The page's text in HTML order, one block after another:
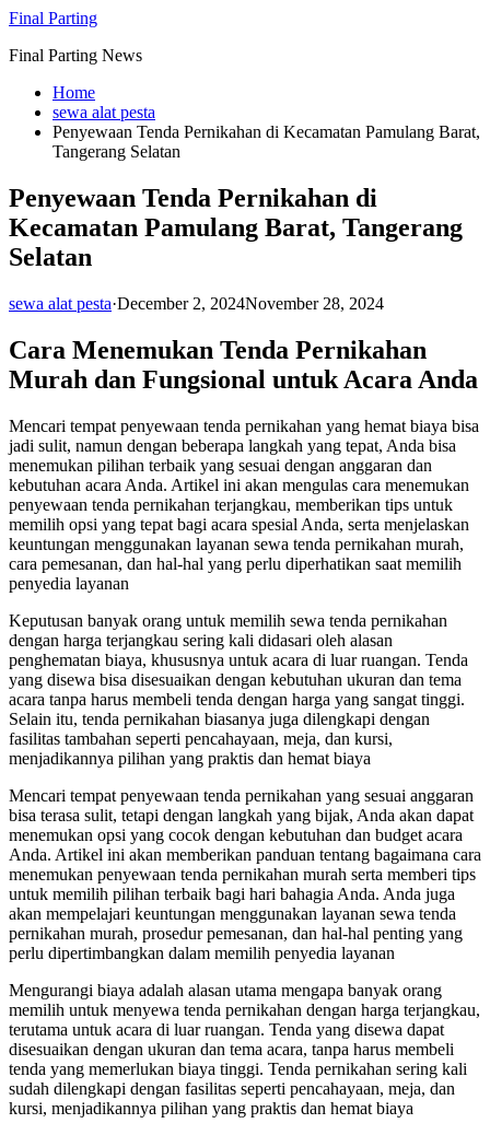
Skip
content
Final Parting
Final Parting News
Home
sewa alat pesta
Penyewaan Tenda Pernikahan di Kecamatan Pamulang Barat,
Tangerang Selatan
Penyewaan Tenda Pernikahan di
Kecamatan Pamulang Barat, Tangerang
Selatan
sewa alat pesta·December 2, 2024November 28, 2024
Cara Menemukan Tenda Pernikahan
Murah dan Fungsional untuk Acara Anda
Mencari tempat penyewaan tenda pernikahan yang hemat biaya bisa
jadi sulit, namun dengan beberapa langkah yang tepat, Anda bisa
menemukan pilihan terbaik yang sesuai dengan anggaran dan
kebutuhan acara Anda. Artikel ini akan mengulas cara menemukan
penyewaan tenda pernikahan terjangkau, memberikan tips untuk
memilih opsi yang tepat bagi acara spesial Anda, serta menjelaskan
keuntungan menggunakan layanan sewa tenda pernikahan murah,
cara pemesanan, dan hal-hal yang perlu diperhatikan saat memilih
penyedia layanan
Keputusan banyak orang untuk memilih sewa tenda pernikahan
dengan harga terjangkau sering kali didasari oleh alasan
penghematan biaya, khususnya untuk acara di luar ruangan. Tenda
yang disewa bisa disesuaikan dengan kebutuhan ukuran dan tema
acara tanpa harus membeli tenda dengan harga yang sangat tinggi.
Selain itu, tenda pernikahan biasanya juga dilengkapi dengan
fasilitas tambahan seperti pencahayaan, meja, dan kursi,
menjadikannya pilihan yang praktis dan hemat biaya
Mencari tempat penyewaan tenda pernikahan yang sesuai anggaran
bisa terasa sulit, tetapi dengan langkah yang bijak, Anda akan dapat
menemukan opsi yang cocok dengan kebutuhan dan budget acara
Anda. Artikel ini akan memberikan panduan tentang bagaimana cara
menemukan penyewaan tenda pernikahan murah serta memberi tips
untuk memilih pilihan terbaik bagi hari bahagia Anda. Anda juga
akan mempelajari keuntungan menggunakan layanan sewa tenda
pernikahan murah, prosedur pemesanan, dan hal-hal penting yang
perlu dipertimbangkan dalam memilih penyedia layanan
Mengurangi biaya adalah alasan utama mengapa banyak orang
memilih untuk menyewa tenda pernikahan dengan harga terjangkau,
terutama untuk acara di luar ruangan. Tenda yang disewa dapat
disesuaikan dengan ukuran dan tema acara, tanpa harus membeli
tenda yang memerlukan biaya tinggi. Tenda pernikahan sering kali
sudah dilengkapi dengan fasilitas seperti pencahayaan, meja, dan
kursi, menjadikannya pilihan yang praktis dan hemat biaya